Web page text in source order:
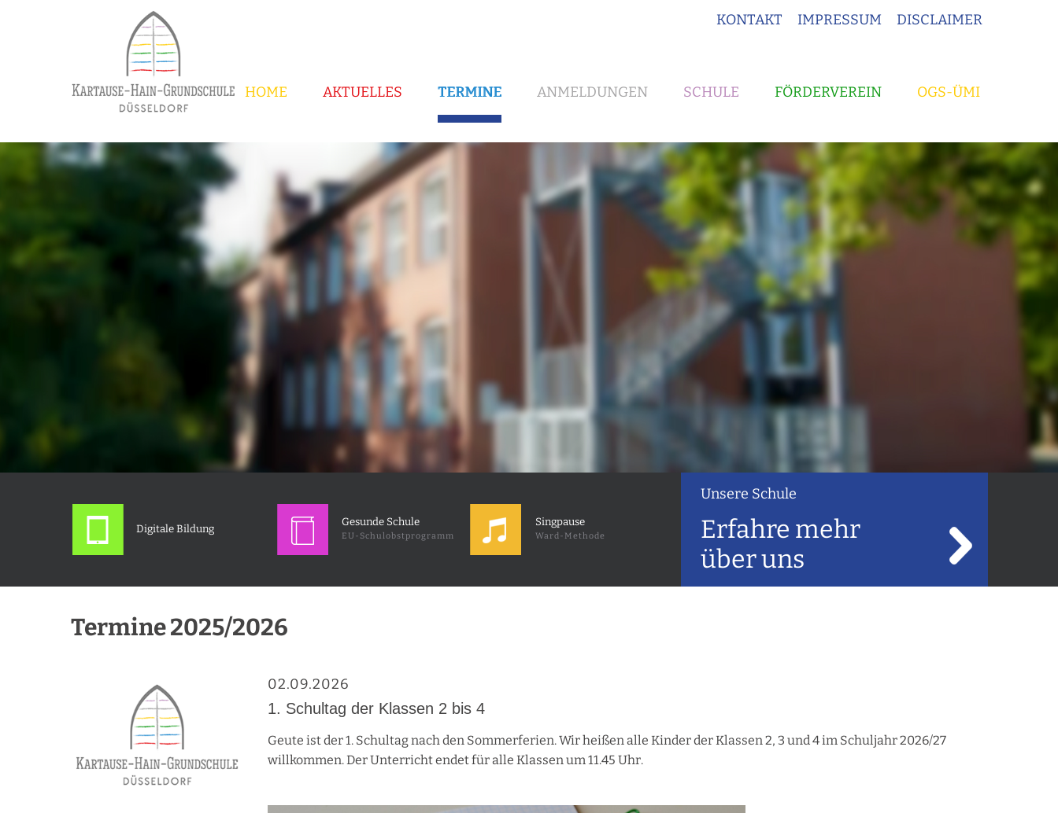
KONTAKT IMPRESSUM DISCLAIMER
HOME AKTUELLES TERMINE ANMELDUNGEN SCHULE FÖRDERVEREIN OGS-ÜMI
Digitale Bildung
Gesunde Schule
EU-Schulobstprogramm
Singpause
Ward-Methode
Unsere Schule
Erfahre mehr
über uns
Termine 2025/2026
02.09.2026
1. Schultag der Klassen 2 bis 4
Geute ist der 1. Schultag nach den Sommerferien. Wir heißen alle Kinder der Klassen 2, 3 und 4 im Schuljahr 2026/27
willkommen. Der Unterricht endet für alle Klassen um 11.45 Uhr.